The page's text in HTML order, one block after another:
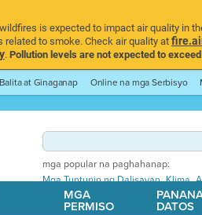
is expected to impact air quality in
to smoke. Check air quality at
.Pollution levels are not expected to
at Ginaganap Online na mga Serbisyo
mga popular na paghahanap:
Mga Tuntunin ng Dalisayan,Klima,
MGA
PERMISO DATOS